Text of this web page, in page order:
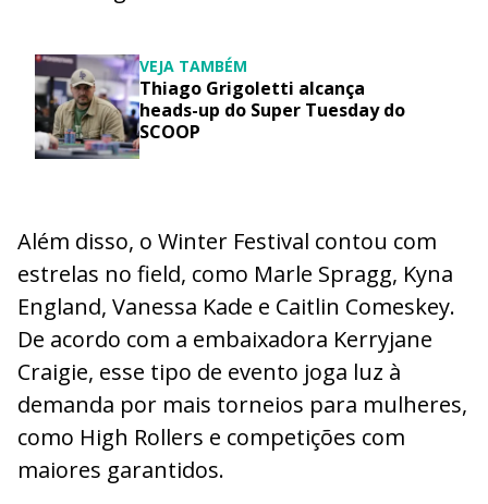
VEJA TAMBÉM
Thiago Grigoletti alcança
heads-up do Super Tuesday do
SCOOP
Além disso, o Winter Festival contou com
estrelas no field, como Marle Spragg, Kyna
England, Vanessa Kade e Caitlin Comeskey.
De acordo com a embaixadora Kerryjane
Craigie, esse tipo de evento joga luz à
demanda por mais torneios para mulheres,
como High Rollers e competições com
maiores garantidos.